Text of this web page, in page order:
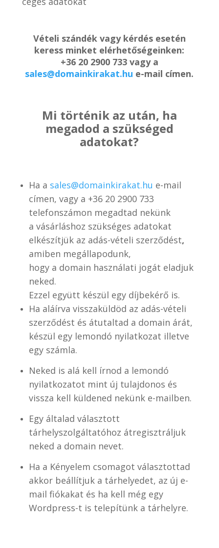
Vételi szándék vagy kérdés esetén
keress minket elérhetőségeinken:
+36 20 2900 733 vagy a
sales@domainkirakat.hu e-mail címen.
Mi történik az után, ha
megadod a szükséged
adatokat?
Ha a sales@domainkirakat.hu e-mail
címen, vagy a +36 20 2900 733
telefonszámon megadtad nekünk
a vásárláshoz szükséges adatokat
elkészítjük az adás-vételi szerződést,
amiben megállapodunk,
hogy a domain használati jogát eladjuk
neked.
Ezzel együtt készül egy díjbekérő is.
Ha aláírva visszaküldöd az adás-vételi
szerződést és átutaltad a domain árát,
készül egy lemondó nyilatkozat illetve
egy számla.
Neked is alá kell írnod a lemondó
nyilatkozatot mint új tulajdonos és
vissza kell küldened nekünk e-mailben.
Egy általad választott
tárhelyszolgáltatóhoz átregisztráljuk
neked a domain nevet.
Ha a Kényelem csomagot választottad
akkor beállítjuk a tárhelyedet, az új e-
mail fiókakat és ha kell még egy
Wordpress-t is telepítünk a tárhelyre.